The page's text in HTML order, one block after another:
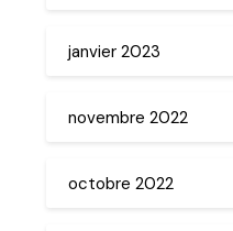
janvier 2023
novembre 2022
octobre 2022